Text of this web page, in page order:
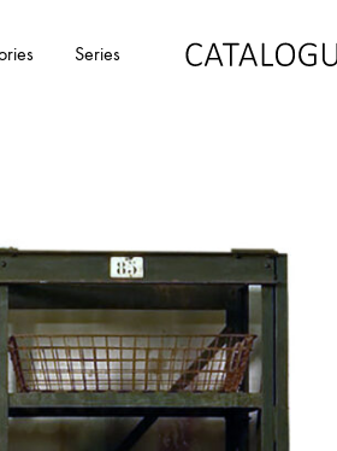
Series
ー
ル
イ
デ
ア
の
商
品
を
カ